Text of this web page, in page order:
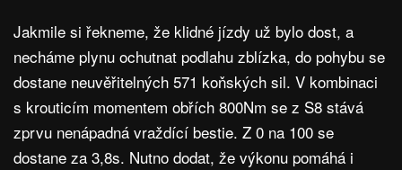
Jakmile si řekneme, že klidné jízdy už bylo dost, a
necháme plynu ochutnat podlahu zblízka, do pohybu se
dostane neuvěřitelných 571 koňských sil. V kombinaci
s krouticím momentem obřích 800Nm se z S8 stává
zprvu nenápadná vraždící bestie. Z 0 na 100 se
dostane za 3,8s. Nutno dodat, že výkonu pomáhá i